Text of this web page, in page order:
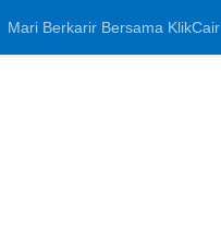
Mari Berkarir Bersama KlikCair